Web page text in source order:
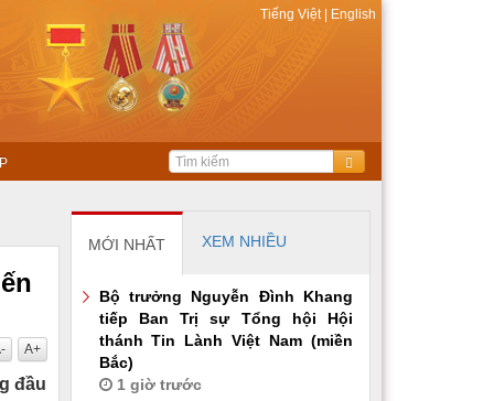
Tiếng Việt English
A+
đầu
MỚI NHẤT XEM NHIỀU
Bộ trưởng Nguyễn Đình Khang
tiếp Ban Trị sự Tổng hội Hội
thánh Tin Lành Việt Nam (miền
Bắc)
1 giờ trước